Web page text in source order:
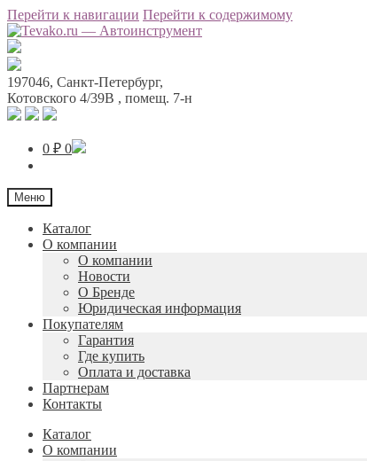
Перейти к навигации Перейти к содержимому
197046, Санкт-Петербург,
Котовского 4/39В , помещ. 7-н
0 ₽ 0
Меню
Каталог
О компании
О компании
Новости
О Бренде
Юридическая информация
Покупателям
Гарантия
Где купить
Оплата и доставка
Партнерам
Контакты
Каталог
О компании